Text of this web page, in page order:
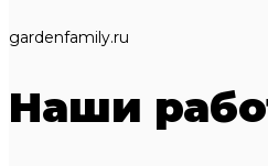
gardenfamily.ru
Наши